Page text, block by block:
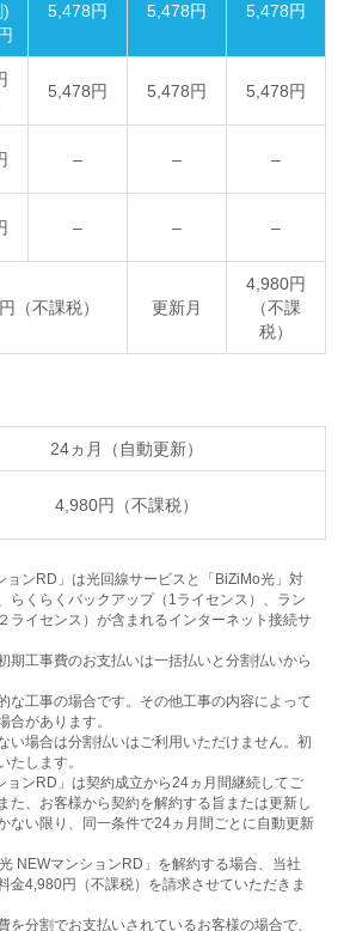
)
5,478円 5,478円 5,478円
5,478円 5,478円 5,478円
– – –
– – –
（不課税） 更新月
4,980円
（不課
税）
24ヵ月（自動更新）
4,980円（不課税）
ンRD」は光回線サービスと「BiZiMo光」対
らくらくバックアップ（1ライセンス）、ラン
ライセンス）が含まれるインターネット接続サ
期工事費のお支払いは一括払いと分割払いから
な工事の場合です。その他工事の内容によって
合があります。
い場合は分割払いはご利用いただけません。初
たします。
ンRD」は契約成立から24ヵ月間継続してご
た、お客様から契約を解約する旨または更新し
ない限り、同一条件で24ヵ月間ごとに自動更新
NEWマンションRD」を解約する場合、当社
金4,980円（不課税）を請求させていただきま
分割でお支払いされているお客様の場合で、